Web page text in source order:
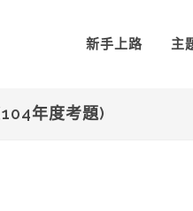
新手上路 主
年度考題)